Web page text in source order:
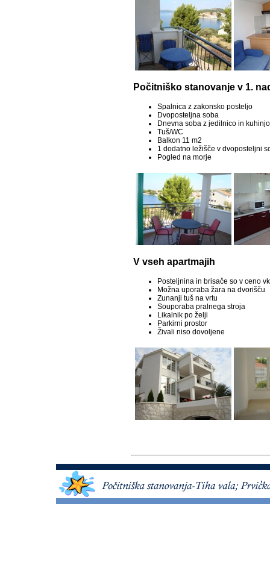
Počitniško stanovanje v 1.
Spalnica z zakonsko posteljo
Dvoposteljna soba
Dnevna soba z jedilnico in kuhinjo
Tuš/WC
Balkon 11 m2
1 dodatno ležišče v dvoposteljni
Pogled na morje
V vseh apartmajih
Posteljnina in brisače so v ceno
Možna uporaba žara na dvorišču
Zunanji tuš na vrtu
Souporaba pralnega stroja
Likalnik po želji
Parkirni prostor
Živali niso dovoljene